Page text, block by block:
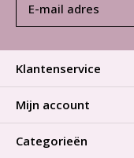
Klantenservice
Mijn account
Categorieën